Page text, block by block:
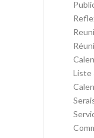
Liste